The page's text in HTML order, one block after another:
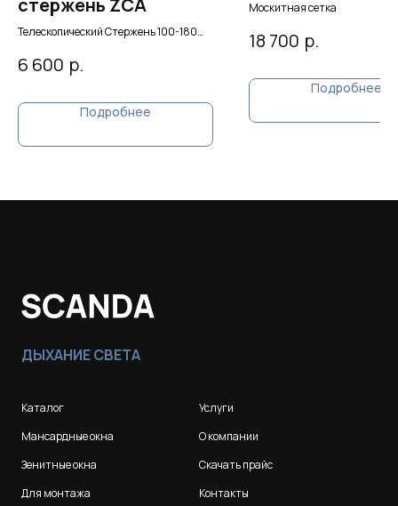
стержень ZCA
Телескопический Стержень 100-180
6 600 р.
Подробнее
Москитная сетка
18 700 р.
Подробнее
ДЫХАНИЕ СВЕТА
Каталог
Мансардные окна
Зенитные окна
Для монтажа
Услуги
О компании
Скачать прайс
Контакты